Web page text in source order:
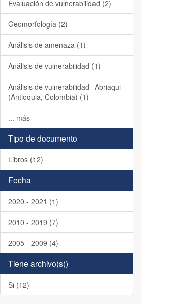
Evaluación de vulnerabilidad (2)
Geomorfología (2)
Análisis de amenaza (1)
Análisis de vulnerabilidad (1)
Análisis de vulnerabilidad--Abriaqui
(Antioquia, Colombia) (1)
... más
Tipo de documento
Libros (12)
Fecha
2020 - 2021 (1)
2010 - 2019 (7)
2005 - 2009 (4)
Tiene archivo(s))
Si (12)